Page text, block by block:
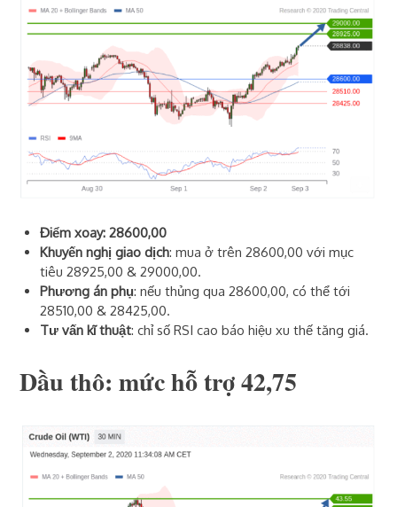
Điểm xoay: 28600,00
Khuyến nghị giao dịch: mua ở trên 28600,00 với mục
tiêu 28925,00 & 29000,00.
Phương án phụ: nếu thủng qua 28600,00, có thể tới
28510,00 & 28425,00.
Tư vấn kĩ thuật: chỉ số RSI cao báo hiệu xu thế tăng giá.
Dầu thô: mức hỗ trợ 42,75